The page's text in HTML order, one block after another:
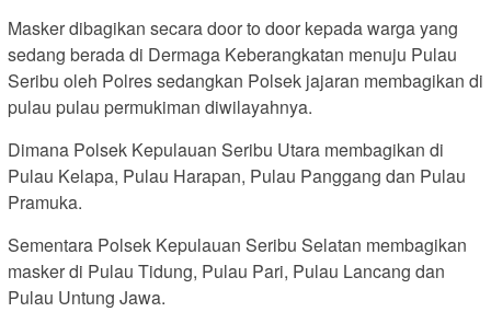
Masker dibagikan secara door to door kepada warga yang
sedang berada di Dermaga Keberangkatan menuju Pulau
Seribu oleh Polres sedangkan Polsek jajaran membagikan di
pulau pulau permukiman diwilayahnya.
Dimana Polsek Kepulauan Seribu Utara membagikan di
Pulau Kelapa, Pulau Harapan, Pulau Panggang dan Pulau
Pramuka.
Sementara Polsek Kepulauan Seribu Selatan membagikan
masker di Pulau Tidung, Pulau Pari, Pulau Lancang dan
Pulau Untung Jawa.